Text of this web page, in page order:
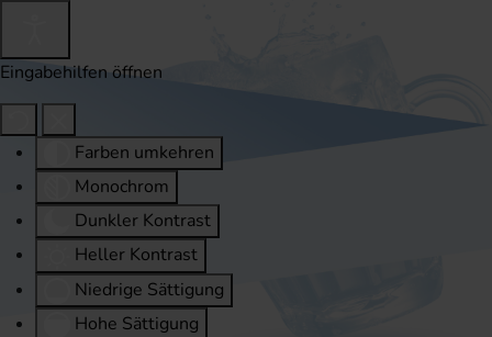
Eingabehilfen öffnen
Farben umkehren
Monochrom
Dunkler Kontrast
Heller Kontrast
Niedrige Sättigung
Hohe Sättigung